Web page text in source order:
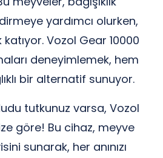
yardımcı olurken,
katıyor. Vozol Gear 10000
deneyimlemek, hem
bir alternatif sunuyor.
tutkunuz varsa, Vozol
göre! Bu cihaz, meyve
sunarak, her anınızı